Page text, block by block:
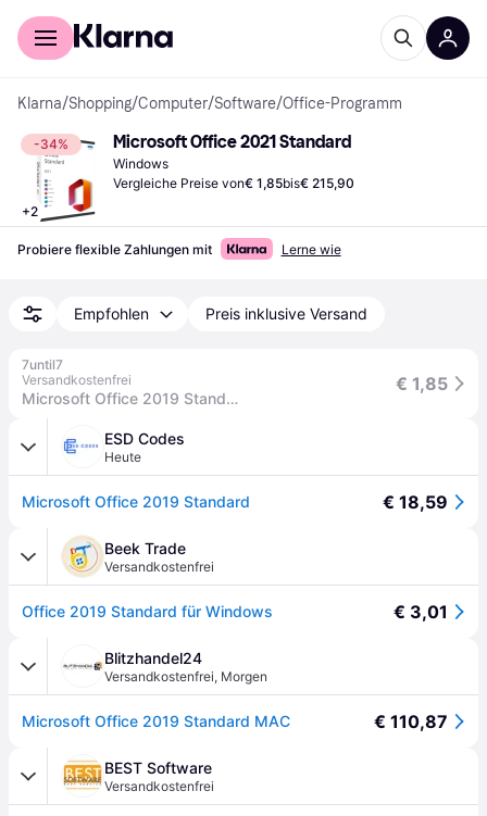
Für Shopper
Klarna/Shopping/Computer/Software/Office-Programm
-34%
+2
Microsoft Office 2021 Standard
Windows
Vergleiche Preise von€ 1,85bis€ 215,90
Probiere flexible Zahlungen mit Lerne wie
Empfohlen Preis inklusive Versand
7until7
Versandkostenfrei
Microsoft Office 2019 Standard, ESD
€ 1,85
ESD Codes
Heute
Microsoft Office 2019 Standard € 18,59
Beek Trade
Versandkostenfrei
Office 2019 Standard für Windows € 3,01
Blitzhandel24
Versandkostenfrei, Morgen
Microsoft Office 2019 Standard MAC € 110,87
BEST Software
Versandkostenfrei